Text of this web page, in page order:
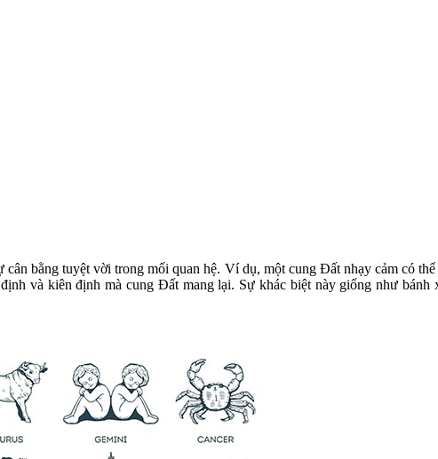
bằng tuyệt vời trong mối quan hệ. Ví dụ, một cung Đất nhạy cảm có
và kiên định mà cung Đất mang lại. Sự khác biệt này giống như bánh